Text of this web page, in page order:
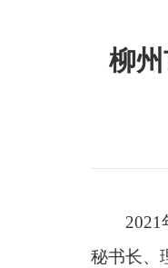
柳
2021
秘书长、